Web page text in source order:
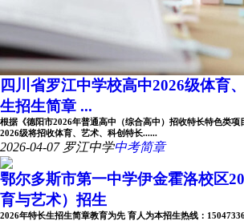
四川省罗江中学校高中2026级体育
生招生简章 ...
根据《德阳市2026年普通高中（综合高中）招收特长特色类项
2026级将招收体育、艺术、科创特长......
2026-04-07 罗江中学中考简章
鄂尔多斯市第一中学伊金霍洛校区
育与艺术）招生
2026年特长生招生简章教育为先 育人为本招生热线：